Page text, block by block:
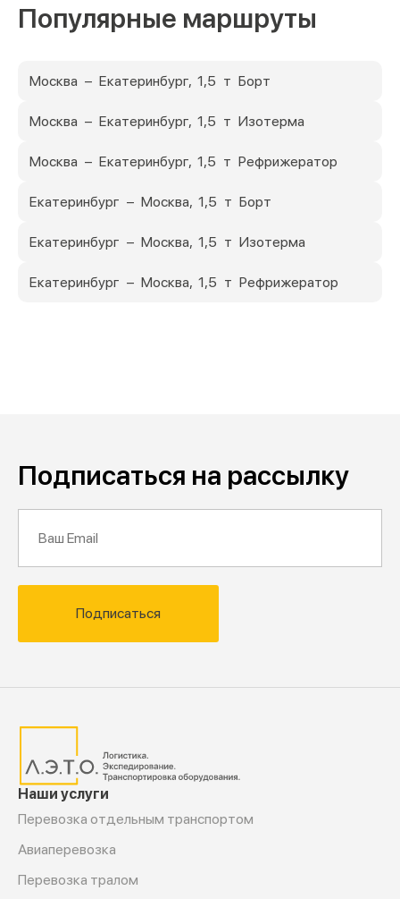
Популярные маршруты
Москва – Екатеринбург, 1,5 т Борт
Москва – Екатеринбург, 1,5 т Изотерма
Москва – Екатеринбург, 1,5 т Рефрижератор
Екатеринбург – Москва, 1,5 т Борт
Екатеринбург – Москва, 1,5 т Изотерма
Екатеринбург – Москва, 1,5 т Рефрижератор
Подписаться на рассылку
Подписаться
Наши услуги
Перевозка отдельным транспортом
Авиаперевозка
Перевозка тралом